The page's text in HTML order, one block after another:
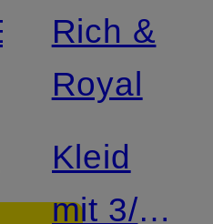
Rich &
Royal
Kleid
mit 3/4-